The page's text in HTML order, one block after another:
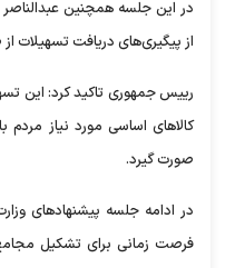
در این جلسه همچنین
از پیگیری‌های دریافت تسهیلات
رییس جمهوری تاکید کرد: این
کالاهای اساسی مورد نیاز مردم
صورت گیرد.
در ادامه جلسه پیشنهادهای
فرصت زمانی برای تشکیل